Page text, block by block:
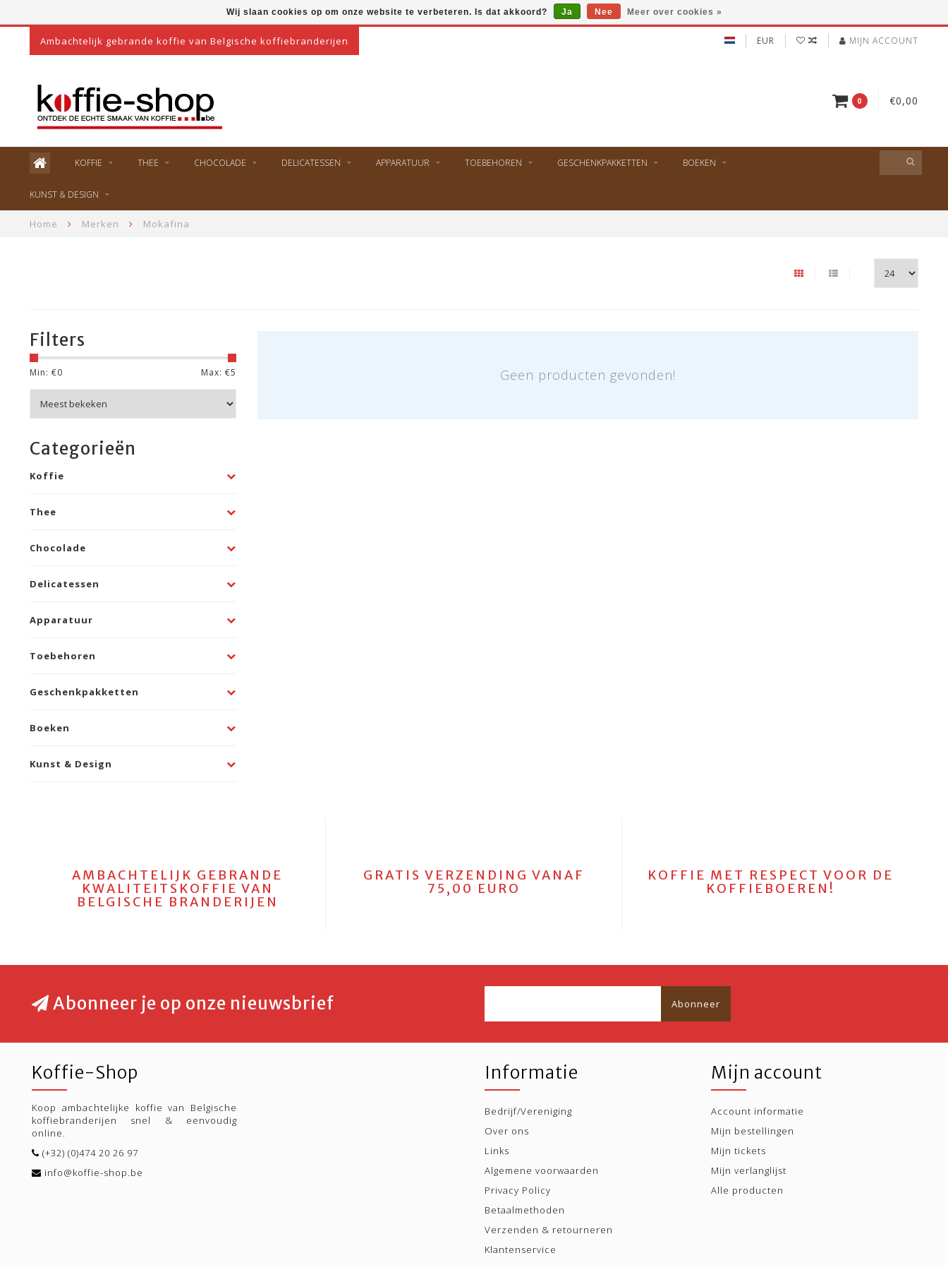
Ambachtelijk gebrande koffie van Belgische koffiebranderijen EUR MIJN ACCOUNT
0 €0,00
KOFFIE THEE CHOCOLADE DELICATESSEN APPARATUUR TOEBEHOREN GESCHENKPAKKETTEN BOEKEN
KUNST & DESIGN
Home Merken Mokafina
Filters
Min: €0 Max: €5
Categorieën
Koffie
Thee
Chocolade
Delicatessen
Apparatuur
Toebehoren
Geschenkpakketten
Boeken
Kunst & Design
Geen producten gevonden!
Wij slaan cookies op om onze website te verbeteren. Is dat akkoord? Ja Nee Meer over cookies »
AMBACHTELIJK GEBRANDE
KWALITEITSKOFFIE VAN
BELGISCHE BRANDERIJEN
GRATIS VERZENDING VANAF
75,00 EURO
KOFFIE MET RESPECT VOOR DE
KOFFIEBOEREN!
Abonneer je op onze nieuwsbrief Abonneer
Koffie-Shop
Koop ambachtelijke koffie van Belgische
koffiebranderijen snel & eenvoudig
online.
(+32) (0)474 20 26 97
info@koffie-shop.be
Informatie
Bedrijf/Vereniging
Over ons
Links
Algemene voorwaarden
Privacy Policy
Betaalmethoden
Verzenden & retourneren
Klantenservice
Mijn account
Account informatie
Mijn bestellingen
Mijn tickets
Mijn verlanglijst
Alle producten